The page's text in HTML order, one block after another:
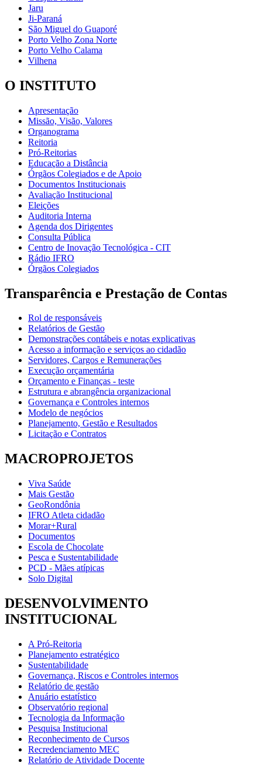
Jaru
Ji-Paraná
São Miguel do Guaporé
Porto Velho Zona Norte
Porto Velho Calama
Vilhena
O INSTITUTO
Apresentação
Missão, Visão, Valores
Organograma
Reitoria
Pró-Reitorias
Educação a Distância
Órgãos Colegiados e de Apoio
Documentos Institucionais
Avaliação Institucional
Eleições
Auditoria Interna
Agenda dos Dirigentes
Consulta Pública
Centro de Inovação Tecnológica - CIT
Rádio IFRO
Órgãos Colegiados
Transparência e Prestação de Contas
Rol de responsáveis
Relatórios de Gestão
Demonstrações contábeis e notas explicativas
Acesso a informação e serviços ao cidadão
Servidores, Cargos e Remunerações
Execução orçamentária
Orçamento e Finanças - teste
Estrutura e abrangência organizacional
Governança e Controles internos
Modelo de negócios
Planejamento, Gestão e Resultados
Licitação e Contratos
MACROPROJETOS
Viva Saúde
Mais Gestão
GeoRondônia
IFRO Atleta cidadão
Morar+Rural
Documentos
Escola de Chocolate
Pesca e Sustentabilidade
PCD - Mães atípicas
Solo Digital
DESENVOLVIMENTO
INSTITUCIONAL
A Pró-Reitoria
Planejamento estratégico
Sustentabilidade
Governança, Riscos e Controles internos
Relatório de gestão
Anuário estatístico
Observatório regional
Tecnologia da Informação
Pesquisa Institucional
Reconhecimento de Cursos
Recredenciamento MEC
Relatório de Atividade Docente